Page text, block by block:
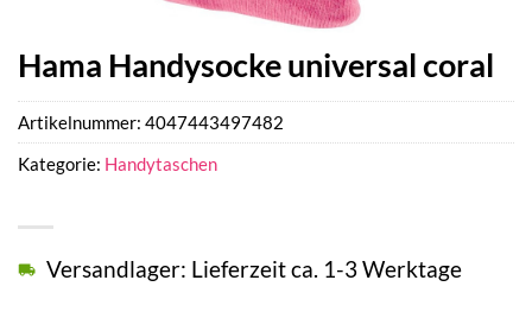
Hama Handysocke universal coral
Versandlager: Lieferzeit ca. 1-3 Werktage
Artikelnummer: 4047443497482
Kategorie: Handytaschen